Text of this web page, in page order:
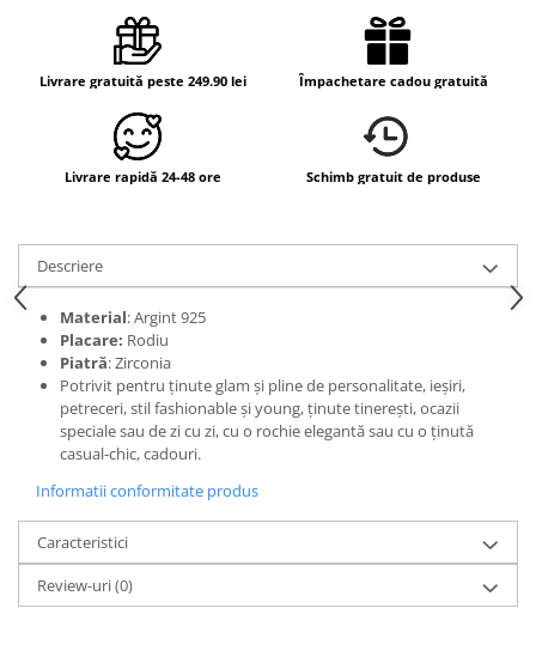
Livrare gratuită peste 249.90 lei Împachetare cadou gratuită
Livrare rapidă 24-48 ore Schimb gratuit de produse
Descriere
Material: Argint 925
Placare: Rodiu
Piatră: Zirconia
Potrivit pentru ținute glam și pline de personalitate, ieșiri,
petreceri, stil fashionable și young, ținute tinerești, ocazii
speciale sau de zi cu zi, cu o rochie elegantă sau cu o ținută
casual-chic, cadouri.
Informatii conformitate produs
Caracteristici
Review-uri(0)